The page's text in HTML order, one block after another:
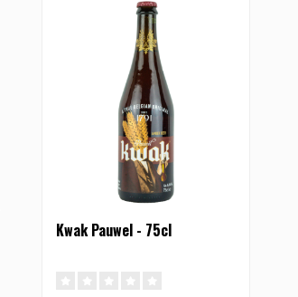
Kwak Pauwel - 75cl